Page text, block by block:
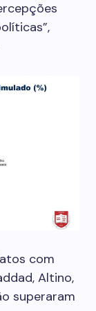
com
Altino,
superaram